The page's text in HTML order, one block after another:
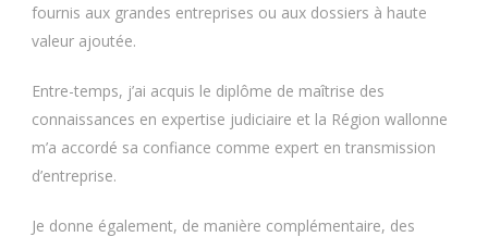
fournis aux grandes entreprises ou aux dossiers à haute
valeur ajoutée.
Entre-temps, j’ai acquis le diplôme de maîtrise des
connaissances en expertise judiciaire et la Région wallonne
m’a accordé sa confiance comme expert en transmission
d’entreprise.
Je donne également, de manière complémentaire, des